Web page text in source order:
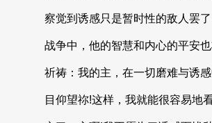
察觉到诱感只是暂时性的敌人罢
战争中，他的智慧和内心的平安也
祈祷：我的主，在一切磨难与诱
目仰望祢!这样，我就能很容易地